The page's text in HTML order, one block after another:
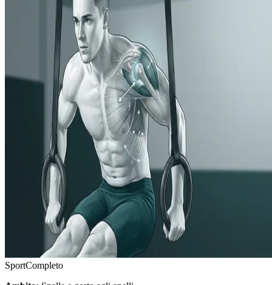
SportCompleto